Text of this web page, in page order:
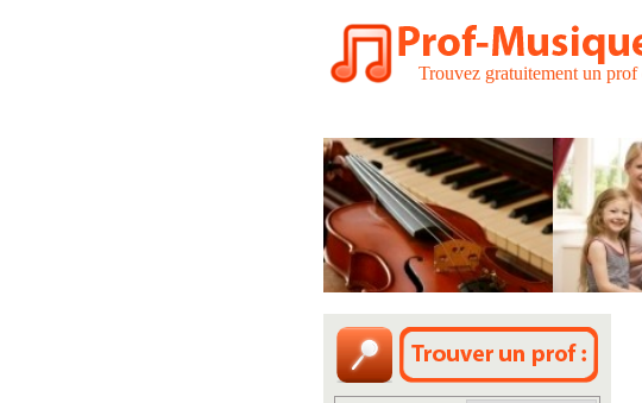
Trouvez gratuitement un prof